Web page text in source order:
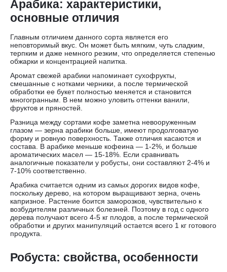
Арабика: характеристики,
основные отличия
Главным отличием данного сорта является его
неповторимый вкус. Он может быть мягким, чуть сладким,
терпким и даже немного резким, что определяется степенью
обжарки и концентрацией напитка.
Аромат свежей арабики напоминает сухофрукты,
смешанные с нотками черники, а после термической
обработки ее букет полностью меняется и становится
многогранным. В нем можно уловить оттенки ванили,
фруктов и пряностей.
Разница между сортами кофе заметна невооруженным
глазом — зерна арабики больше, имеют продолговатую
форму и ровную поверхность. Также отличия касаются и
состава. В арабике меньше кофеина — 1-2%, и больше
ароматических масел — 15-18%. Если сравнивать
аналогичные показатели у робусты, они составляют 2-4% и
7-10% соответственно.
Арабика считается одним из самых дорогих видов кофе,
поскольку дерево, на котором выращивают зерна, очень
капризное. Растение боится заморозков, чувствительно к
возбудителям различных болезней. Поэтому в год с одного
дерева получают всего 4-5 кг плодов, а после термической
обработки и других манипуляций остается всего 1 кг готового
продукта.
Робуста: свойства, особенности